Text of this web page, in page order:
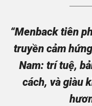
“Menback tiên
truyền cảm
Nam: trí tuệ,
cách, và giàu